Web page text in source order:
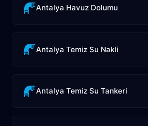
Antalya Havuz Dolumu
Antalya Temiz Su Nakli
Antalya Temiz Su Tankeri